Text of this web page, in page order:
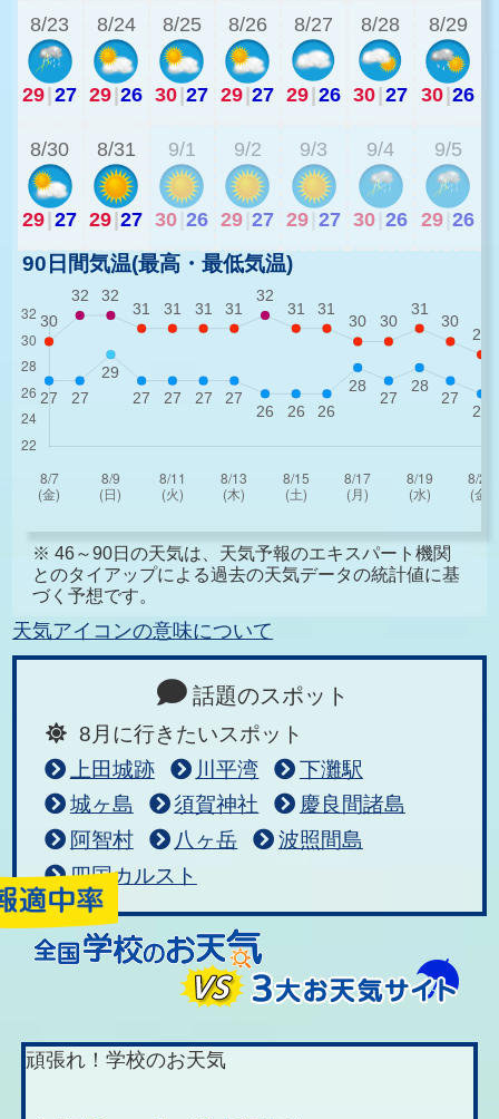
8/23
29 27
8/24
29 26
8/25
30 27
8/26
29 27
8/27
29 26
8/28
30 27
8/29
30 26
8/30
29 27
8/31
29 27
9/1
30 26
9/2
29 27
9/3
29 27
9/4
30 26
9/5
29 26
90日間気温(最高・最低気温)
※ 46～90日の天気は、天気予報のエキスパート機関
とのタイアップによる過去の天気データの統計値に基
づく予想です。
天気アイコンの意味について
話題のスポット
8月に行きたいスポット
上田城跡
川平湾
下灘駅
城ヶ島
須賀神社
慶良間諸島
阿智村
八ヶ岳
波照間島
四国カルスト
頑張れ！学校のお天気